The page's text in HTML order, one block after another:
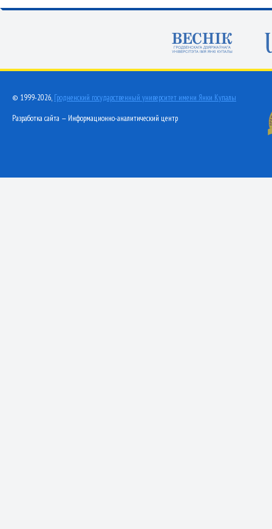
© 1999-2026, Гродненский государственный университет имени Янки Купалы
Разработка сайта — Информационно-аналитический центр